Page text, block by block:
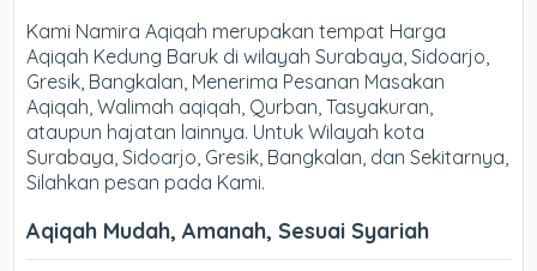
Kami Namira Aqiqah merupakan tempat Harga
Aqiqah Kedung Baruk di wilayah Surabaya, Sidoarjo,
Gresik, Bangkalan, Menerima Pesanan Masakan
Aqiqah, Walimah aqiqah, Qurban, Tasyakuran,
ataupun hajatan lainnya. Untuk Wilayah kota
Surabaya, Sidoarjo, Gresik, Bangkalan, dan Sekitarnya,
Silahkan pesan pada Kami.
Aqiqah Mudah, Amanah, Sesuai Syariah